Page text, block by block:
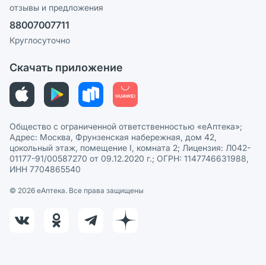
Ваши товары на ЕАПТЕКЕ
Политика конфиденциальности
Пользовательское соглашение
Политика рекомендаций
Этика и соответствие
Политика в отношении обработки персональных данных
отзывы и предложения
88007007711
Круглосуточно
Скачать приложение
Общество с ограниченной ответственностью «еАптека»;
Адрес: Москва, Фрунзенская набережная, дом 42,
цокольный этаж, помещение I, комната 2; Лицензия: Л042-
01177-91/00587270 от 09.12.2020 г.; ОГРН: 1147746631988,
ИНН 7704865540
© 2026 eАптека. Все права защищены